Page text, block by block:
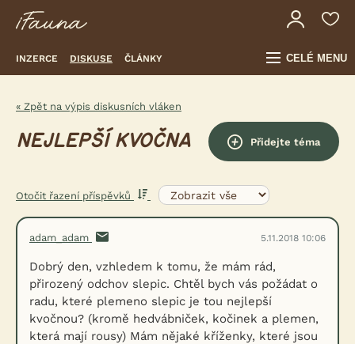
INZERCE DISKUSE ČLÁNKY CELÉ MENU
« Zpět na výpis diskusních vláken
NEJLEPŠÍ KVOČNA Přidejte téma
Otočit řazení příspěvků
adam_adam 5.11.2018 10:06
Dobrý den, vzhledem k tomu, že mám rád,
přirozený odchov slepic. Chtěl bych vás požádat o
radu, které plemeno slepic je tou nejlepší
kvočnou? (kromě hedvábniček, kočinek a plemen,
která mají rousy) Mám nějaké kříženky, které jsou